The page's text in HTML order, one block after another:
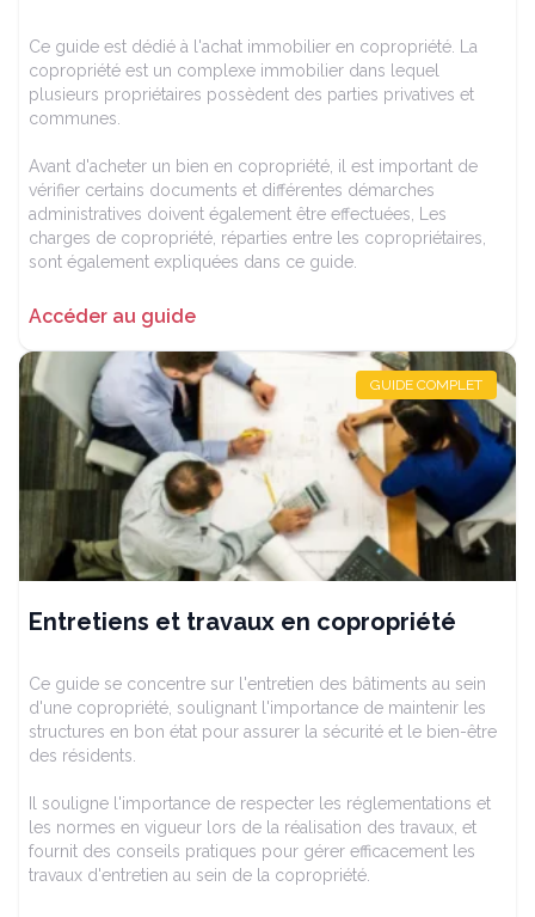
Ce guide est dédié à l'achat immobilier en copropriété. La
copropriété est un complexe immobilier dans lequel
plusieurs propriétaires possèdent des parties privatives et
communes.
Avant d'acheter un bien en copropriété, il est important de
vérifier certains documents et différentes démarches
administratives doivent également être effectuées, Les
charges de copropriété, réparties entre les copropriétaires,
sont également expliquées dans ce guide.
Accéder au guide
GUIDE COMPLET
Entretiens et travaux en copropriété
Ce guide se concentre sur l'entretien des bâtiments au sein
d'une copropriété, soulignant l'importance de maintenir les
structures en bon état pour assurer la sécurité et le bien-être
des résidents.
Il souligne l'importance de respecter les réglementations et
les normes en vigueur lors de la réalisation des travaux, et
fournit des conseils pratiques pour gérer efficacement les
travaux d'entretien au sein de la copropriété.